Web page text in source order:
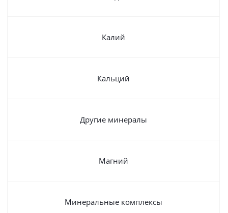
Калий
Кальций
Другие минералы
Магний
Минеральные комплексы